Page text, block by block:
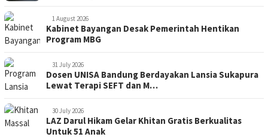
1 August 2026
Kabinet Bayangan Desak Pemerintah Hentikan
Program MBG
31 July 2026
Dosen UNISA Bandung Berdayakan Lansia Sukapura
Lewat Terapi SEFT dan M…
30 July 2026
LAZ Darul Hikam Gelar Khitan Gratis Berkualitas
Untuk 51 Anak